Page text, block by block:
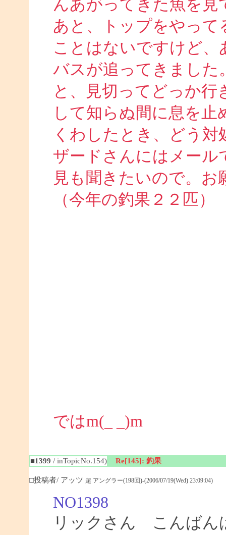
んあがってきた魚を
あと、トップをやって
ことはないですけど
バスが追ってきまし
と、見切ってどっか行
して知らぬ間に息を
くわしたとき、どう
ザードさんにはメール
見も聞きたいので。お
（今年の釣果２２匹）
ではm(_ _)m
■1399 / inTopicNo.154) Re[145]: 釣果
□投稿者/ アッツ 超 アングラー(198回)-(2006/07/19(Wed) 23:09:04)
NO1398
リックさん こんばん